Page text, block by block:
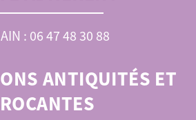
: 06 47 48 30 88
ANTIQUITÉS ET